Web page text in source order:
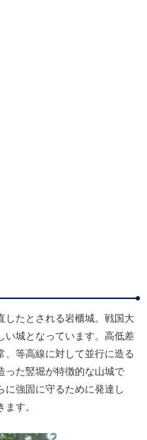
したとされる岩櫃城。戦国大
い城となっています。高低差
、等高線に対して並行に造る
った竪堀が特徴的な山城で
に強固に守るために発達し
す。